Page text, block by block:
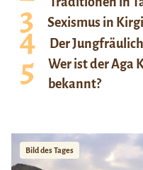
Sexismus in
Der
Wer ist der Aga
bekannt?
Bild des Tages